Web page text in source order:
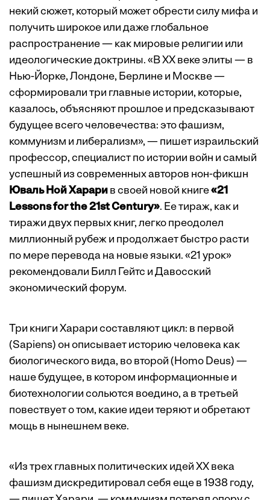
некий сюжет, который может обрести силу мифа и
получить широкое или даже глобальное
распространение — как мировые религии или
идеологические доктрины. «В XX веке элиты — в
Нью-Йорке, Лондоне, Берлине и Москве —
сформировали три главные истории, которые,
казалось, объясняют прошлое и предсказывают
будущее всего человечества: это фашизм,
коммунизм и либерализм», — пишет израильский
профессор, специалист по истории войн и самый
успешный из современных авторов нон-фикшн
Юваль Ной Харари в своей новой книге«21
Lessons for the 21st Century». Ее тираж, как и
тиражи двух первых книг, легко преодолел
миллионный рубеж и продолжает быстро расти
по мере перевода на новые языки. «21 урок»
рекомендовали Билл Гейтс и Давосский
экономический форум.
Три книги Харари составляют цикл: в первой
(Sapiens) он описывает историю человека как
биологического вида, во второй (Homo Deus) —
наше будущее, в котором информационные и
биотехнологии сольются воедино, а в третьей
повествует о том, какие идеи теряют и обретают
мощь в нынешнем веке.
«Из трех главных политических идей XX века
фашизм дискредитировал себя еще в 1938 году,